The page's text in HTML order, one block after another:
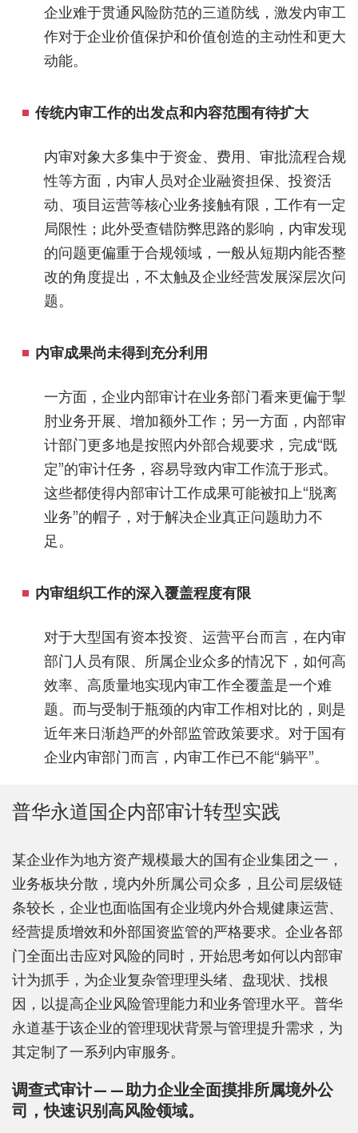
企业难于贯通风险防范的三道防线，激发内审工
作对于企业价值保护和价值创造的主动性和更大
动能。
传统内审工作的出发点和内容范围有待扩大
内审对象大多集中于资金、费用、审批流程合规
性等方面，内审人员对企业融资担保、投资活
动、项目运营等核心业务接触有限，工作有一定
局限性；此外受查错防弊思路的影响，内审发现
的问题更偏重于合规领域，一般从短期内能否整
改的角度提出，不太触及企业经营发展深层次问
题。
内审成果尚未得到充分利用
一方面，企业内部审计在业务部门看来更偏于掣
肘业务开展、增加额外工作；另一方面，内部审
计部门更多地是按照内外部合规要求，完成“既
定”的审计任务，容易导致内审工作流于形式。
这些都使得内部审计工作成果可能被扣上“脱离
业务”的帽子，对于解决企业真正问题助力不
足。
内审组织工作的深入覆盖程度有限
对于大型国有资本投资、运营平台而言，在内审
部门人员有限、所属企业众多的情况下，如何高
效率、高质量地实现内审工作全覆盖是一个难
题。而与受制于瓶颈的内审工作相对比的，则是
近年来日渐趋严的外部监管政策要求。对于国有
企业内审部门而言，内审工作已不能“躺平”。
普华永道国企内部审计转型实践
某企业作为地方资产规模最大的国有企业集团之一，
业务板块分散，境内外所属公司众多，且公司层级链
条较长，企业也面临国有企业境内外合规健康运营、
经营提质增效和外部国资监管的严格要求。企业各部
门全面出击应对风险的同时，开始思考如何以内部审
计为抓手，为企业复杂管理理头绪、盘现状、找根
因，以提高企业风险管理能力和业务管理水平。普华
永道基于该企业的管理现状背景与管理提升需求，为
其定制了一系列内审服务。
调查式审计——助力企业全面摸排所属境外公
司，快速识别高风险领域。